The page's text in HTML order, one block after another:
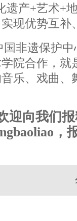
遗产+艺术+
现优势互补
非遗保护
院合作，就
乐、戏曲、
迎向我们
，